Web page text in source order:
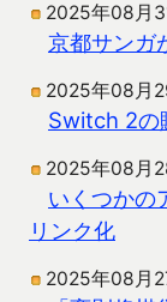
2025年08月
京都サンガ
2025年08月
Switch 2の
2025年08月
いくつかの
リンク化
2025年08月